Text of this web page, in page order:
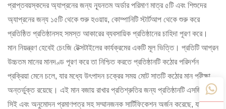
প্রাপ্তবয়স্কদের অ্যাপ্রনের জন্য ন্যূনতম অর্ডার পরিমাণ মাত্র ৫টি এবং শিশুদের
অ্যাপ্রনের জন্য ১৫টি থেকে শুরু হওয়ায়, কোম্পানিটি স্টার্টআপ থেকে শুরু করে
প্রতিষ্ঠিত প্রতিষ্ঠানসহ সমস্ত আকারের ব্যবসায়িক প্রতিষ্ঠানের চাহিদা পূরণ করে।
মান নিয়ন্ত্রণ হেবেই চেংজি টেক্সটাইলের কার্যক্রমের একটি মূল ভিত্তি। প্রতিটি আপ্রন
উচ্চতম মানের মানদণ্ড পূরণ করে তা নিশ্চিত করতে প্রতিষ্ঠানটি কঠোর পরিদর্শন
প্রক্রিয়া মেনে চলে, যার মধ্যে উৎপাদন চক্রের সময় মোট সাতটি কঠোর মান পরীক্ষা
অন্তর্ভুক্ত রয়েছে। এই মান বজায় রাখার প্রতিশ্রুতির জন্য প্রতিষ্ঠানটি এসজিএস,
সিই এবং অনুমোদন প্রমাণপত্র সহ সম্মানজনক সার্টিফিকেশন অর্জন করেছে, যা এটিকে